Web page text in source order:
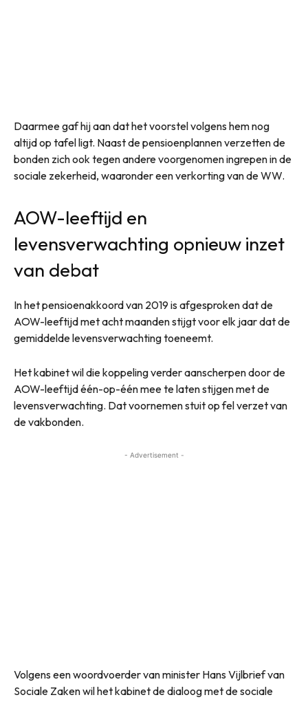
Daarmee gaf hij aan dat het voorstel volgens hem nog
altijd op tafel ligt. Naast de pensioenplannen verzetten de
bonden zich ook tegen andere voorgenomen ingrepen in de
sociale zekerheid, waaronder een verkorting van de WW.
AOW-leeftijd en
levensverwachting opnieuw inzet
van debat
In het pensioenakkoord van 2019 is afgesproken dat de
AOW-leeftijd met acht maanden stijgt voor elk jaar dat de
gemiddelde levensverwachting toeneemt.
Het kabinet wil die koppeling verder aanscherpen door de
AOW-leeftijd één-op-één mee te laten stijgen met de
levensverwachting. Dat voornemen stuit op fel verzet van
de vakbonden.
- Advertisement -
Volgens een woordvoerder van minister Hans Vijlbrief van
Sociale Zaken wil het kabinet de dialoog met de sociale